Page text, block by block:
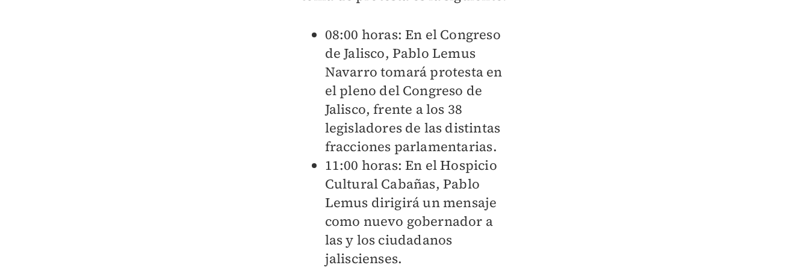
08:00 horas: En el Congreso
de Jalisco, Pablo Lemus
Navarro tomará protesta en
el pleno del Congreso de
Jalisco, frente a los 38
legisladores de las distintas
fracciones parlamentarias.
11:00 horas: En el Hospicio
Cultural Cabañas, Pablo
Lemus dirigirá un mensaje
como nuevo gobernador a
las y los ciudadanos
jaliscienses.